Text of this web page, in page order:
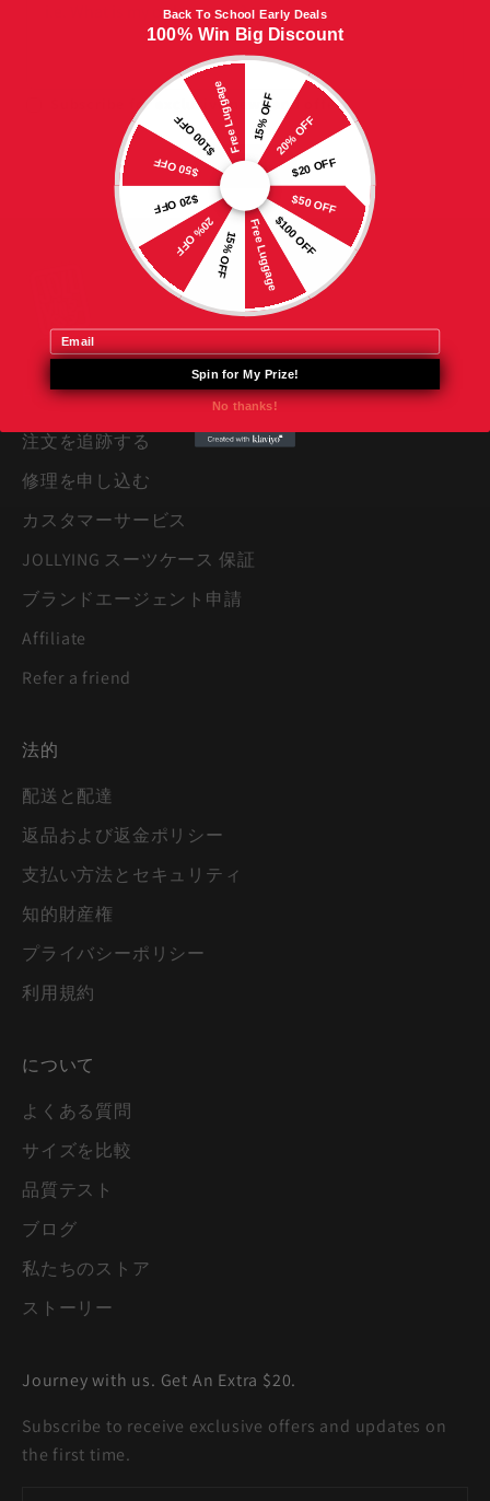
Subscribe for exclusive news and offers
HELP
注文を追跡する
修理を申し込む
カスタマーサービス
JOLLYING スーツケース 保証
ブランドエージェント申請
Affiliate
Refer a friend
法的
配送と配達
返品および返金ポリシー
支払い方法とセキュリティ
知的財産権
プライバシーポリシー
利用規約
について
よくある質問
サイズを比較
品質テスト
ブログ
私たちのストア
ストーリー
Journey with us. Get An Extra $20.
Subscribe to receive exclusive offers and updates on
the first time.
Back To School Early Deals
100% Win Big Discount
15% OFF20% OFF
$20 OFF
$50 OFF
$100 OFF
Free Luggage
15% OFF
20% OFF
$20 OFF
$50 OFF
$100 OFFFree Luggage
Email
Spin for My Prize!
No thanks!